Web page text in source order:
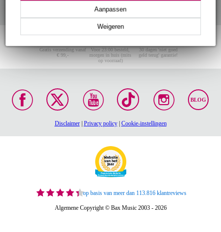
Weigeren
Aanpassen
Gratis verzending vanaf
€ 99,-
Voor 23:00 besteld,
morgen in huis (mits
op voorraad)
30 dagen 'niet goed
geld terug' garantie!
BLOG
Disclaimer| Privacy policy| Cookie-instellingen
op basis van meer dan 113.816 klantreviews
Algemene Copyright © Bax Music 2003 - 2026